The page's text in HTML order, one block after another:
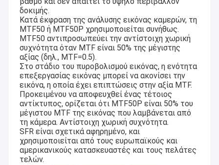
δοκιμής.
Κατά έκφραση της ανάλυσης εικόνας καμερών, τη
MTF50 ή MTF50P χρησιμοποιείται συνήθως.
MTF50 αντιπροσωπεύει την αντίστοιχη χωρική
συχνότητα όταν MTF είναι 50% της μέγιστης
αξίας (δηλ., MTF=0.5).
Στο στάδιο του πυροβολισμού εικόνας, η ενότητα
επεξεργασίας εικόνας μπορεί να ακονίσει την
εικόνα, η οποία έχει επιπτώσεις στην αξία MTF.
Προκειμένου να αποφευχθεί ένας τέτοιος
αντίκτυπος, ορίζεται ότι MTF50P είναι 50% του
μέγιστου MTF της εικόνας που λαμβάνεται από
τη κάμερα. Αντίστοιχη χωρική συχνότητα.
SFR είναι σχετικά αφηρημένο, και
χρησιμοποιείται από τους ευρωπαϊκούς και
αμερικανικούς κατασκευαστές και τους πελάτες
τελών.